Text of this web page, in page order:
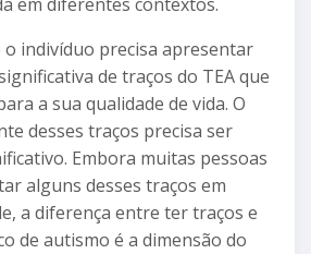
o indivíduo precisa apresentar
de traços do TEA que
a sua qualidade de vida. O
desses traços precisa ser
Embora muitas pessoas
alguns desses traços em
a diferença entre ter traços e
de autismo é a dimensão do